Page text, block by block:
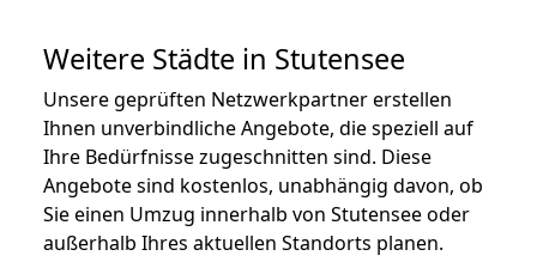
Weitere Städte in Stutensee
Unsere geprüften Netzwerkpartner erstellen
Ihnen unverbindliche Angebote, die speziell auf
Ihre Bedürfnisse zugeschnitten sind. Diese
Angebote sind kostenlos, unabhängig davon, ob
Sie einen Umzug innerhalb von Stutensee oder
außerhalb Ihres aktuellen Standorts planen.